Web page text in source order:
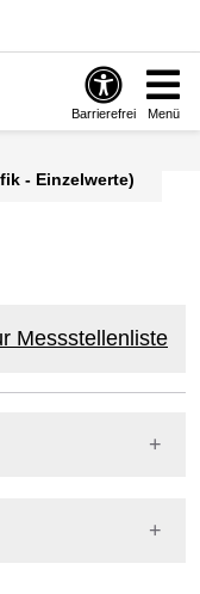
Barrierefrei Menü
- Einzelwerte)
Messstellenliste